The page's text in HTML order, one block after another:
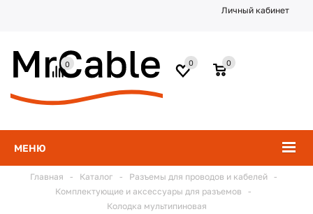
Личный кабинет
МЕНЮ
0
0
0
Главная - Каталог - Разъемы для проводов и кабелей
-
Комплектующие и аксессуары для разъемов
-
Колодка мультипиновая